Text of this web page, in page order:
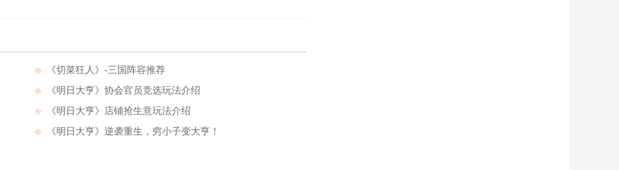
《切菜狂人》-三国阵容推荐
《明日大亨》协会官员竞选玩法介绍
《明日大亨》​店铺抢生意玩法介绍
《明日大亨》逆袭重生，穷小子变大亨！